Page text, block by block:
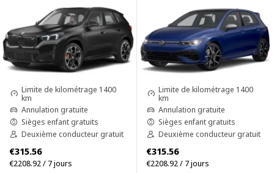
Limite de kilométrage 1400
km
Annulation gratuite
Sièges enfant gratuits
Deuxième conducteur gratuit
€315.56
€2208.92 / 7 jours
Limite de kilométrage 1400
km
Annulation gratuite
Sièges enfant gratuits
Deuxième conducteur gratuit
€315.56
€2208.92 / 7 jours